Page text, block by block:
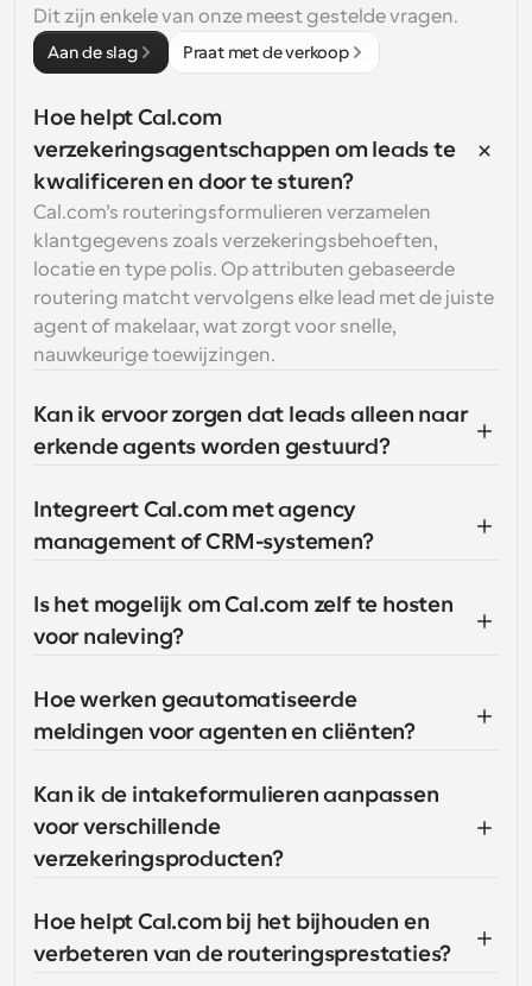
Dit zijn enkele van onze meest gestelde vragen.
Aan de slag Praat met de verkoop
Hoe helpt Cal.com
verzekeringsagentschappen om leads te
kwalificeren en door te sturen?
Cal.com’s routeringsformulieren verzamelen
klantgegevens zoals verzekeringsbehoeften,
locatie en type polis. Op attributen gebaseerde
routering matcht vervolgens elke lead met de juiste
agent of makelaar, wat zorgt voor snelle,
nauwkeurige toewijzingen.
Kan ik ervoor zorgen dat leads alleen naar
erkende agents worden gestuurd?
Integreert Cal.com met agency
management of CRM-systemen?
Is het mogelijk om Cal.com zelf te hosten
voor naleving?
Hoe werken geautomatiseerde
meldingen voor agenten en cliënten?
Kan ik de intakeformulieren aanpassen
voor verschillende
verzekeringsproducten?
Hoe helpt Cal.com bij het bijhouden en
verbeteren van de routeringsprestaties?